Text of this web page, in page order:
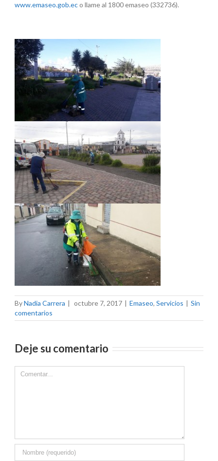
www.emaseo.gob.eco llame al 1800 emaseo (332736).
ByNadia Carrera | octubre 7, 2017 | Emaseo, Servicios | Sin
comentarios
Deje su comentario
Comment